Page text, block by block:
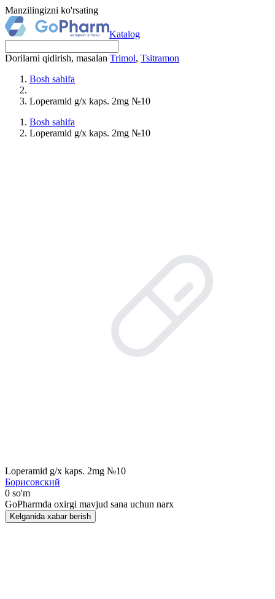
Manzilingizni ko'rsating
Katalog
Dorilarni qidirish, masalan Trimol, Tsitramon
Bosh sahifa
Loperamid g/x kaps. 2mg №10
Bosh sahifa
Loperamid g/x kaps. 2mg №10
Loperamid g/x kaps. 2mg №10
Борисовский
0 so'm
GoPharmda oxirgi mavjud sana uchun narx
Kelganida xabar berish